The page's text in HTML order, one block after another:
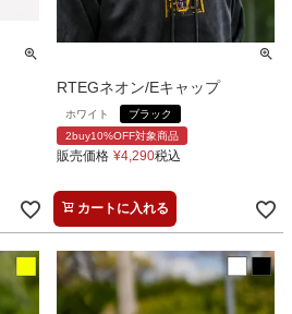
RTEGネオン/Eキャップ
ホワイト
ブラック
2buy10%OFF対象商品
販売価格 ¥4,290税込
カートに入れる